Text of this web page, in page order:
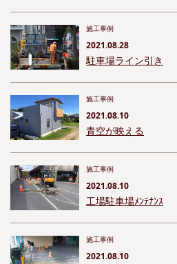
施工事例
2021.08.28
駐車場ライン引き
施工事例
2021.08.10
青空が映える
施工事例
2021.08.10
工場駐車場ﾒﾝﾃﾅﾝｽ
施工事例
2021.08.10